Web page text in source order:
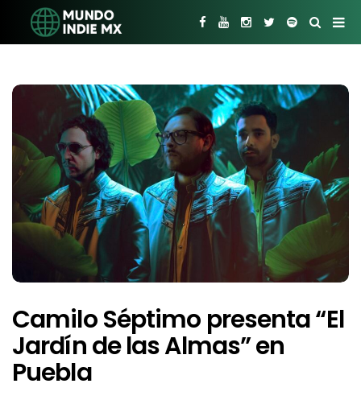
Camilo Séptimo presenta “El
Jardín de las Almas” en
Puebla